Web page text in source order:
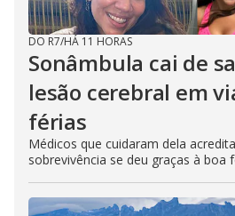
DO R7/HÁ 11 HORAS
Sonâmbula cai de
lesão cerebral em
férias
Médicos que cuidaram dela
sobrevivência se deu graças à boa